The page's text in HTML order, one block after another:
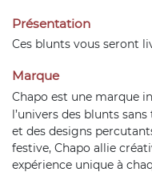
Présentation
Ces blunts vous seront
Marque
Chapo est une marque
l’univers des blunts
et des designs
festive, Chapo allie
expérience unique à